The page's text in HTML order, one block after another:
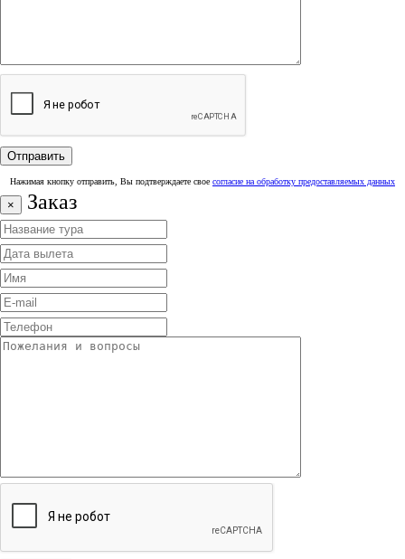
Нажимая кнопку отправить, Вы подтверждаете свое согласие на обработку предоставляемых данных
× Заказ